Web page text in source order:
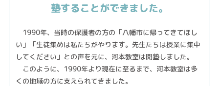
塾することができました。
1990年、当時の保護者の方の「八幡市に帰ってきてほし
い」「生徒集めは私たちがやります。先生たちは授業に集中
してください」との声を元に、河本教室は開塾しました。
このように、1990年より現在に至るまで、河本教室は多
くの地域の方に支えられてきました。